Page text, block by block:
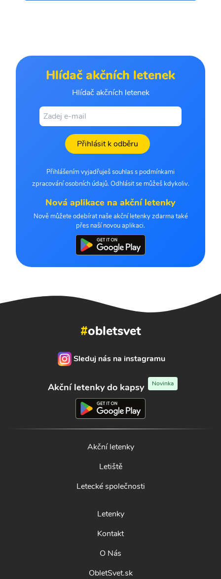
Hlídač akčních letenek
Hlídač akčních letenek
Přihlásit k odběru
Přihlášením vyjadřuješ souhlas s podmínkami
zpracování osobních údajů. Odhlásit se můžeš kdykoliv.
Nová aplikace na akční letenky
Nově můžete odebírat naše akční letenky zdarma také
přes naší novou aplikaci.
#obletsvet
Sleduj nás na instagramu
Akční letenky do kapsy Novinka
Akční letenky
Letiště
Letecké společnosti
Letenky
Kontakt
O Nás
ObletSvet.sk